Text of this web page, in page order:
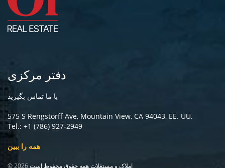
دفتر مرکزی
با ما تماس بگیرید
575 S Rengstorff Ave, Mountain View, CA 94043, EE. UU.
Tel.: +1 (786) 927-2949
همه را ببین
© 2026 املاک و مستغلات همه حقوق محفوظ است